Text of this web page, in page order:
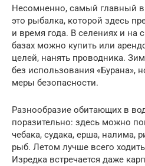
Несомненно, самый главный
это рыбалка, которой здесь
и время года. В селениях и на
базах можно купить или
целей, нанять проводника.
без использования «Бурана»,
меры безопасности.
Разнообразие обитающих в
поразительно: здесь можно
чебака, судака, ерша, налима,
рыб. Летом лучше всего
Изредка встречается даже